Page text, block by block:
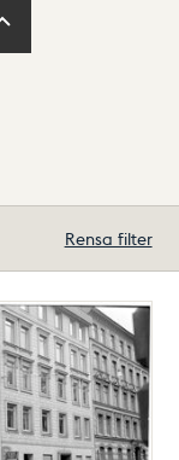
Rensa filter